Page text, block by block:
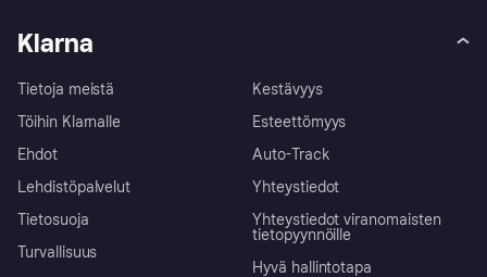
Klarna
Tietoja meistä
Töihin Klarnalle
Ehdot
Lehdistöpalvelut
Tietosuoja
Turvallisuus
Kestävyys
Esteettömyys
Auto-Track
Yhteystiedot
Yhteystiedot viranomaisten
tietopyynnöille
Hyvä hallintotapa